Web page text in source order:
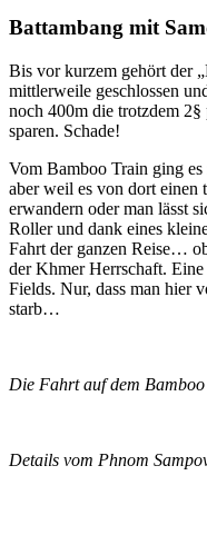
Battambang mit
Bis vor kurzem gehört der
mittlerweile geschlossen
noch 400m die trotzdem
sparen. Schade!
Vom Bamboo Train ging
aber weil es von dort
erwandern oder man lässt
Roller und dank eines
Fahrt der ganzen Reise…
der Khmer Herrschaft.
Fields. Nur, dass man hier
starb…
Die Fahrt auf dem
Details vom Phnom